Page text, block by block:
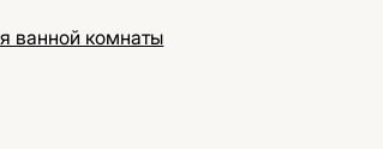
ванной комнаты